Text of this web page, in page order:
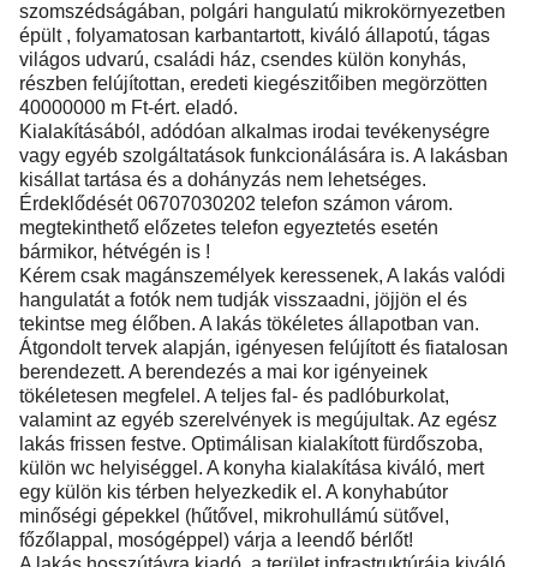
szomszédságában, polgári hangulatú mikrokörnyezetben
épült , folyamatosan karbantartott, kiváló állapotú, tágas
világos udvarú, családi ház, csendes külön konyhás,
részben felújítottan, eredeti kiegészitőiben megörzötten
40000000 m Ft-ért. eladó.
Kialakításából, adódóan alkalmas irodai tevékenységre
vagy egyéb szolgáltatások funkcionálására is. A lakásban
kisállat tartása és a dohányzás nem lehetséges.
Érdeklődését 06707030202 telefon számon várom.
megtekinthető előzetes telefon egyeztetés esetén
bármikor, hétvégén is !
Kérem csak magánszemélyek keressenek, A lakás valódi
hangulatát a fotók nem tudják visszaadni, jöjjön el és
tekintse meg élőben. A lakás tökéletes állapotban van.
Átgondolt tervek alapján, igényesen felújított és fiatalosan
berendezett. A berendezés a mai kor igényeinek
tökéletesen megfelel. A teljes fal- és padlóburkolat,
valamint az egyéb szerelvények is megújultak. Az egész
lakás frissen festve. Optimálisan kialakított fürdőszoba,
külön wc helyiséggel. A konyha kialakítása kiváló, mert
egy külön kis térben helyezkedik el. A konyhabútor
minőségi gépekkel (hűtővel, mikrohullámú sütővel,
főzőlappal, mosógéppel) várja a leendő bérlőt!